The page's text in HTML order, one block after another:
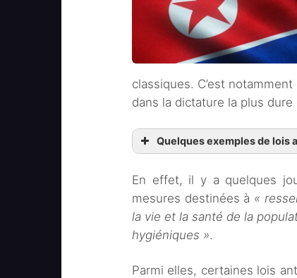
classiques. C’est notamment
dans la dictature la plus dure
Quelques exemples de lois
En effet, il y a quelques
mesures destinées à «
la vie et la santé de la
hygiéniques ».
Parmi elles, certaines lois